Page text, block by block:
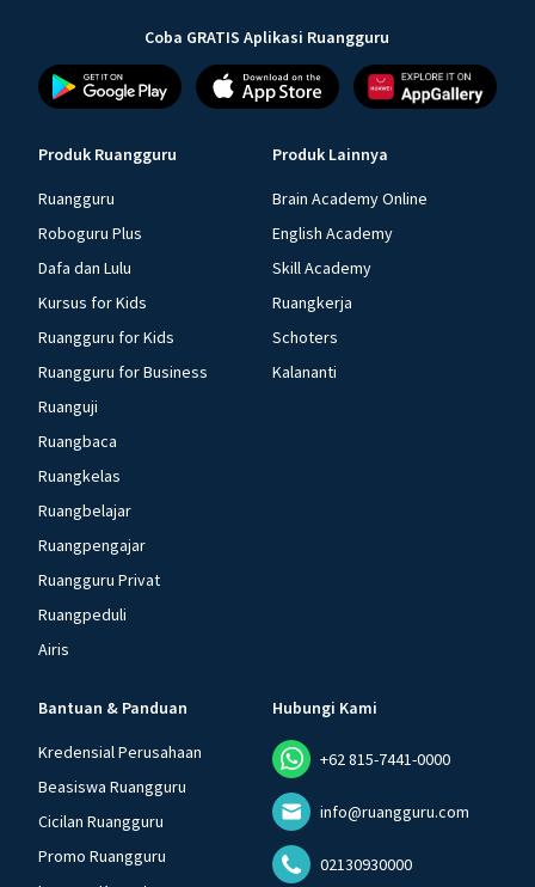
Coba GRATIS Aplikasi Ruangguru
Produk Ruangguru
Ruangguru
Roboguru Plus
Dafa dan Lulu
Kursus for Kids
Ruangguru for Kids
Ruangguru for Business
Ruanguji
Ruangbaca
Ruangkelas
Ruangbelajar
Ruangpengajar
Ruangguru Privat
Ruangpeduli
Airis
Produk Lainnya
Brain Academy Online
English Academy
Skill Academy
Ruangkerja
Schoters
Kalananti
Bantuan & Panduan
Kredensial Perusahaan
Beasiswa Ruangguru
Cicilan Ruangguru
Promo Ruangguru
Hubungi Kami
+62 815-7441-0000
info@ruangguru.com
02130930000